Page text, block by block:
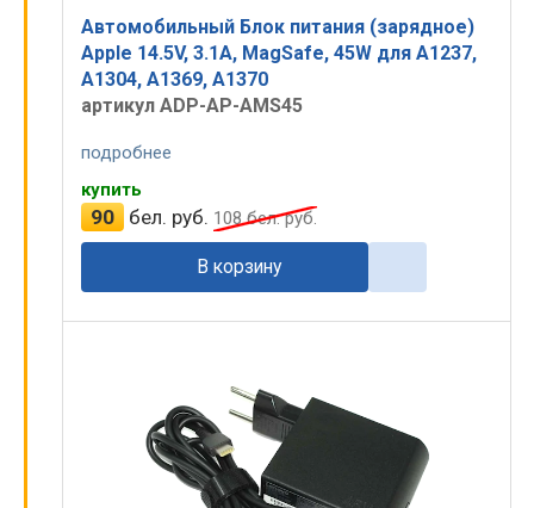
Автомобильный Блок питания (зарядное)
Apple 14.5V, 3.1A, MagSafe, 45W для A1237,
A1304, A1369, A1370
артикул ADP-AP-AMS45
подробнее
купить
90 бел. руб. 108бел. руб.
В корзину